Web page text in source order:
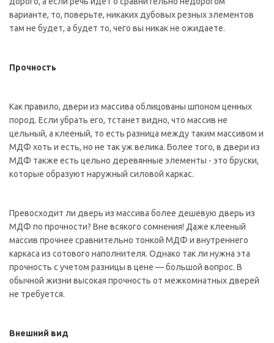
варианте, то, поверьте, никаких дубовых резных элементов
там не будет, а будет то, чего вы никак не ожидаете.
Прочность
Как правило, двери из массива облицованы шпоном ценных
пород. Если убрать его, тстанет видно, что массив не
цельный, а клееный, то есть разница между таким массивом и
МДФ хоть и есть, но не так уж велика. Более того, в двери из
МДФ также есть цельно деревянные элементы - это бруски,
которые образуют наружный силовой каркас.
Превосходит ли дверь из массива более дешевую дверь из
МДФ по прочности? Вне всякого сомнения! Даже клееный
массив прочнее сравнительно тонкой МДФ и внутреннего
каркаса из сотового наполнителя. Однако так ли нужна эта
прочность с учетом разницы в цене — большой вопрос. В
обычной жизни высокая прочность от межкомнатных дверей
не требуется.
Внешний вид